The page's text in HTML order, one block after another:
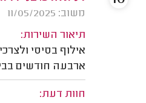
משוב: 11/05/2025
תיאור השירות:
אילוף בסיסי
ארבעה חודשים
חוות דעת: